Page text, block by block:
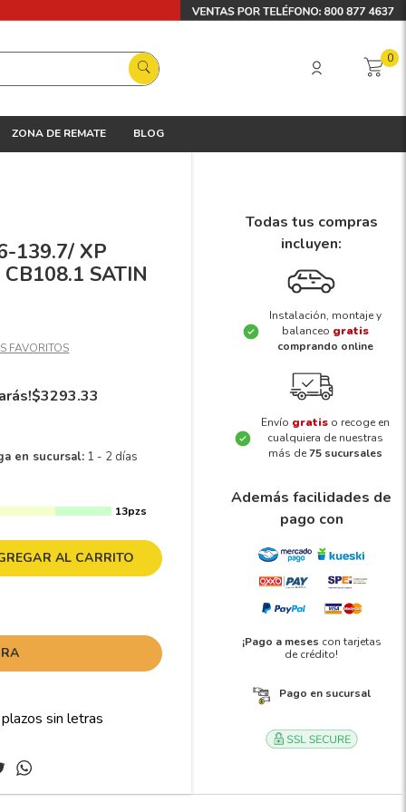
0
ZONA DE REMATE BLOG
139.7/ XP
SATIN
$3293.33
en sucursal: 1 - 2 días
13pzs
AL CARRITO
Todas tus compras
incluyen:
Instalación, montaje y
balanceo gratis
comprando online
Envío gratis o recoge en
cualquiera de nuestras
más de75 sucursales
Además facilidades de
pago con
¡Pago a meses con tarjetas
de crédito!
Pago en sucursal